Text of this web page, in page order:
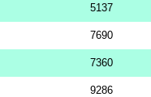
5137
7690
7360
9286